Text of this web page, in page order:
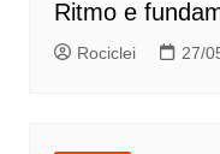
Ritmo e
Rociclei 27/